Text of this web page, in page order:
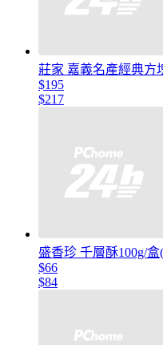
莊家 嘉義名產經典方
$195
$217
盛香珍 千層酥100g/
$66
$84